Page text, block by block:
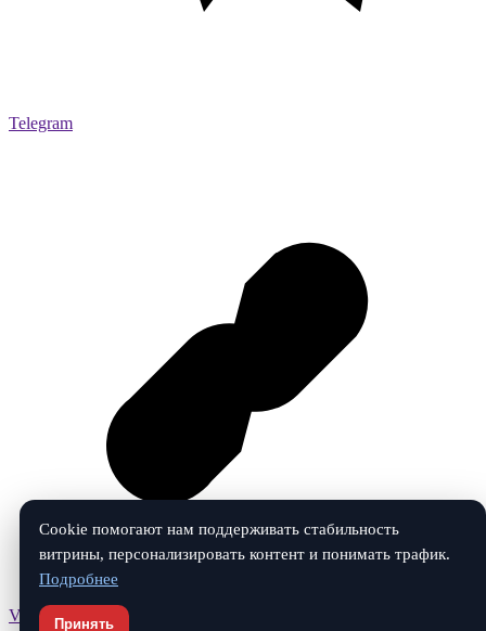
Telegram
Vk
Cookie помогают нам поддерживать стабильность
витрины, персонализировать контент и понимать трафик.
Подробнее
Принять